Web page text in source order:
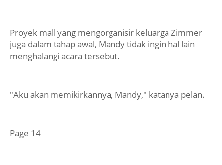
Proyek mall yang mengorganisir keluarga Zimmer
juga dalam tahap awal, Mandy tidak ingin hal lain
menghalangi acara tersebut.
"Aku akan memikirkannya, Mandy," katanya pelan.
Page 14